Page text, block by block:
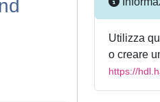
Utilizza
o creare
https://